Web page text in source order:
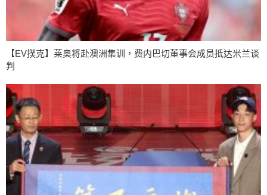
【EV撲克】莱奥将赴澳洲集训，费内巴切董事会成员抵达米兰谈
判